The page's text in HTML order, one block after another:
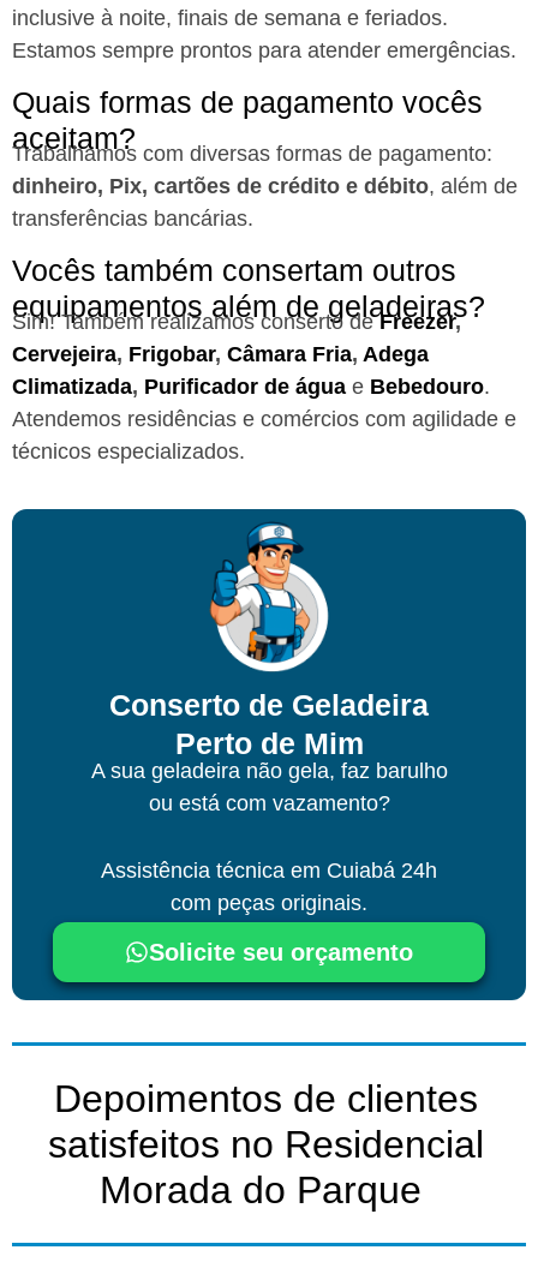
inclusive à noite, finais de semana e feriados.
Estamos sempre prontos para atender emergências.
Quais formas de pagamento vocês
aceitam?
Trabalhamos com diversas formas de pagamento:
dinheiro, Pix, cartões de crédito e débito, além de
transferências bancárias.
Vocês também consertam outros
equipamentos além de geladeiras?
Sim! Também realizamos conserto deFreezer,
Cervejeira, Frigobar, Câmara Fria, Adega
Climatizada, Purificador de água e Bebedouro.
Atendemos residências e comércios com agilidade e
técnicos especializados.
Conserto de Geladeira
Perto de Mim
A sua geladeira não gela, faz barulho
ou está com vazamento?
Assistência técnica em Cuiabá 24h
com peças originais.
Solicite seu orçamento
Depoimentos de clientes
satisfeitos no Residencial
Morada do Parque ​